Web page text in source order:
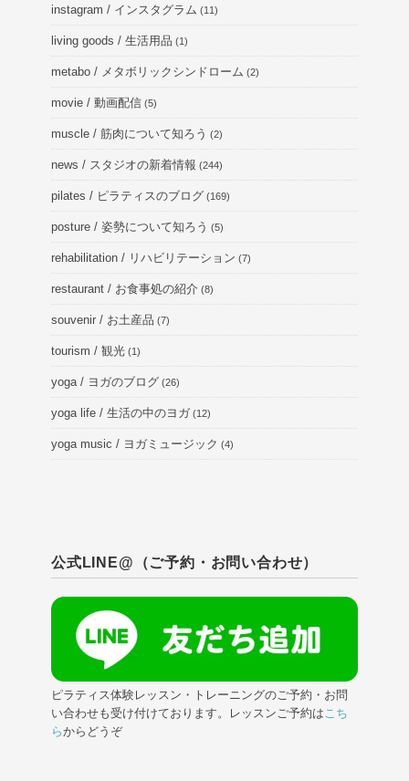
instagram / インスタグラム (11)
living goods / 生活用品 (1)
metabo / メタボリックシンドローム (2)
movie / 動画配信 (5)
muscle / 筋肉について知ろう (2)
news / スタジオの新着情報 (244)
pilates / ピラティスのブログ (169)
posture / 姿勢について知ろう (5)
rehabilitation / リハビリテーション (7)
restaurant / お食事処の紹介 (8)
souvenir / お土産品 (7)
tourism / 観光 (1)
yoga / ヨガのブログ (26)
yoga life / 生活の中のヨガ (12)
yoga music / ヨガミュージック (4)
公式LINE@（ご予約・お問い合わせ）
ピラティス体験レッスン・トレーニングのご予約・お問
い合わせも受け付けております。レッスンご予約は こち
らからどうぞ